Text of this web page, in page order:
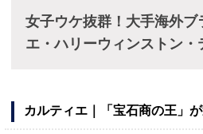
女子ウケ抜群！大手海外ブ
エ・ハリーウィンストン・
カルティエ｜「宝石商の王」